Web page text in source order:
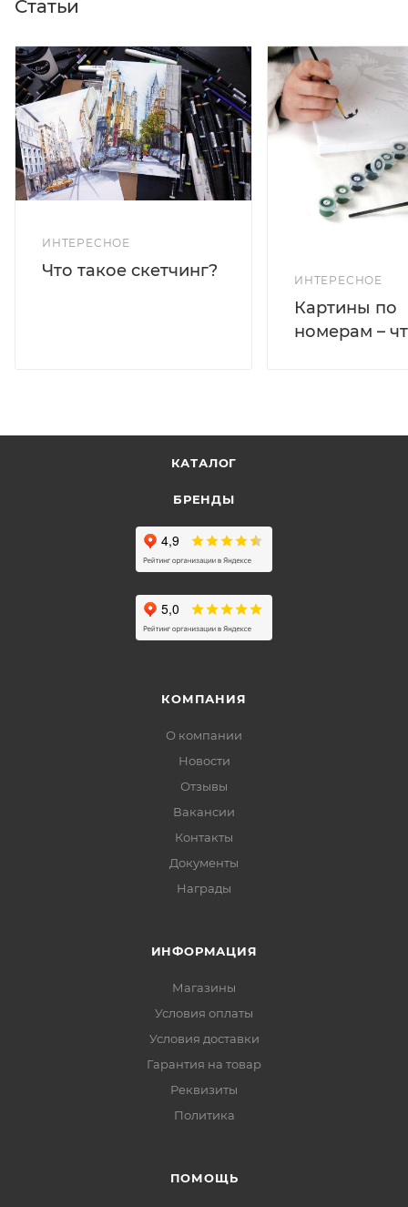
Статьи
ИНТЕРЕСНОЕ
Что такое скетчинг?
ИНТЕРЕСНОЕ
Картины по
номерам –
КАТАЛОГ
БРЕНДЫ
КОМПАНИЯ
О компании
Новости
Отзывы
Вакансии
Контакты
Документы
Награды
ИНФОРМАЦИЯ
Магазины
Условия оплаты
Условия доставки
Гарантия на товар
Реквизиты
Политика
ПОМОЩЬ